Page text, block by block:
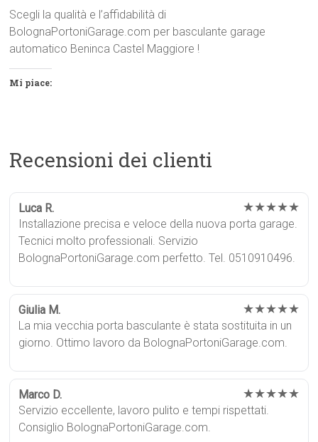
Scegli la qualità e l’affidabilità di
BolognaPortoniGarage.com per basculante garage
automatico Beninca Castel Maggiore !
Mi piace:
Recensioni dei clienti
Luca R. ★★★★★
Installazione precisa e veloce della nuova porta garage.
Tecnici molto professionali. Servizio
BolognaPortoniGarage.com perfetto. Tel. 0510910496.
Giulia M. ★★★★★
La mia vecchia porta basculante è stata sostituita in un
giorno. Ottimo lavoro da BolognaPortoniGarage.com.
Marco D. ★★★★★
Servizio eccellente, lavoro pulito e tempi rispettati.
Consiglio BolognaPortoniGarage.com.